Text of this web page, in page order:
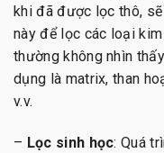
khi đã được lọc thô,
này để lọc các loại
thường không nhìn
dụng là matrix, than
v.v.
– Lọc sinh học: Quá